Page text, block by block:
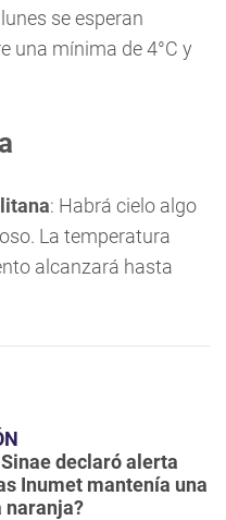
se esperan
una mínima de 4°C y
: Habrá cielo algo
La temperatura
alcanzará hasta
declaró alerta
Inumet mantenía una
naranja?